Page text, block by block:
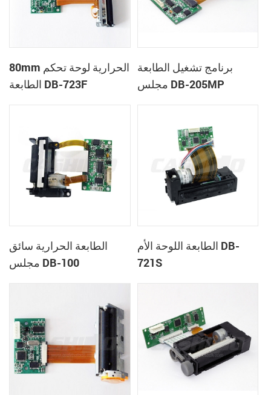
80mm الحرارية لوحة تحكم
الطابعة DB-723F
برنامج تشغيل الطابعة
مجلس DB-205MP
الطابعة الحرارية سائق
مجلس DB-100
الطابعة اللوحة الأم DB-
721S